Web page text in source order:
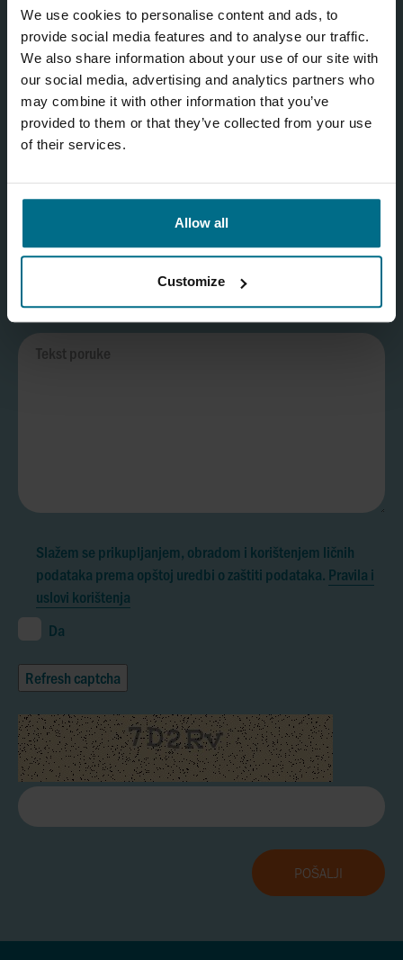
We use cookies to personalise content and ads, to
provide social media features and to analyse our traffic.
We also share information about your use of our site with
our social media, advertising and analytics partners who
may combine it with other information that you’ve
provided to them or that they’ve collected from your use
of their services.
Allow all
Customize
Za opšta pitanja i informacije pošaljite nam poruku putem našeg
formulara za kontakt!
Slažem se prikupljanjem, obradom i korištenjem ličnih
podataka prema opštoj uredbi o zaštiti podataka. Pravila i
uslovi korištenja
Da
Refresh captcha